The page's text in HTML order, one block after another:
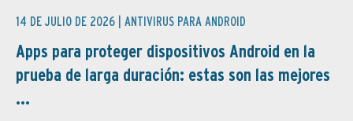
14 DE JULIO DE 2026 | ANTIVIRUS PARA ANDROID
Apps para proteger dispositivos Android en la
prueba de larga duración: estas son las mejores
...